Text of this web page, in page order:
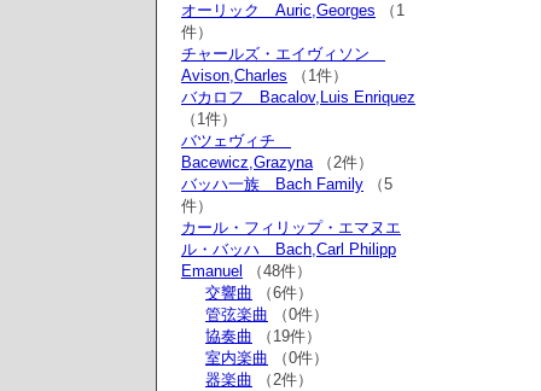
オーリック Auric,Georges （1
件）
チャールズ・エイヴィソン
Avison,Charles （1件）
バカロフ Bacalov,Luis Enriquez
（1件）
バツェヴィチ
Bacewicz,Grazyna（2件）
バッハ一族 Bach Family （5
件）
カール・フィリップ・エマヌエ
ル・バッハ Bach,Carl Philipp
Emanuel
（48件）
交響曲 （6件）
管弦楽曲 （0件）
協奏曲 （19件）
室内楽曲 （0件）
器楽曲 （2件）